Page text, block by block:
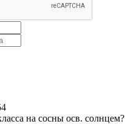
на сосны осв. солнцем?